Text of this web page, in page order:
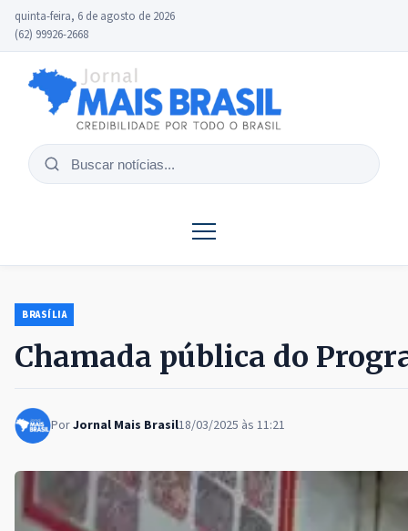
quinta-feira, 6 de agosto de 2026
(62) 99926-2668
Buscar
BRASÍLIA
Chamada pública do
PorJornal Mais Brasil18/03/2025 às 11:21